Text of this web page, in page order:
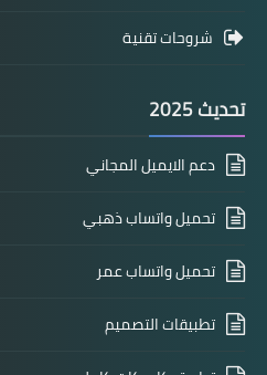
شروحات تقنية
تحديث 2025
دعم الايميل المجاني
تحميل واتساب ذهبي
تحميل واتساب عمر
تطبيقات التصميم